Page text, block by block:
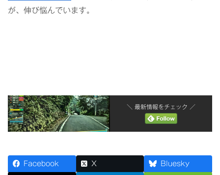
が、伸び悩んでいます。
＼ 最新情報をチェック ／
Facebook X Bluesky